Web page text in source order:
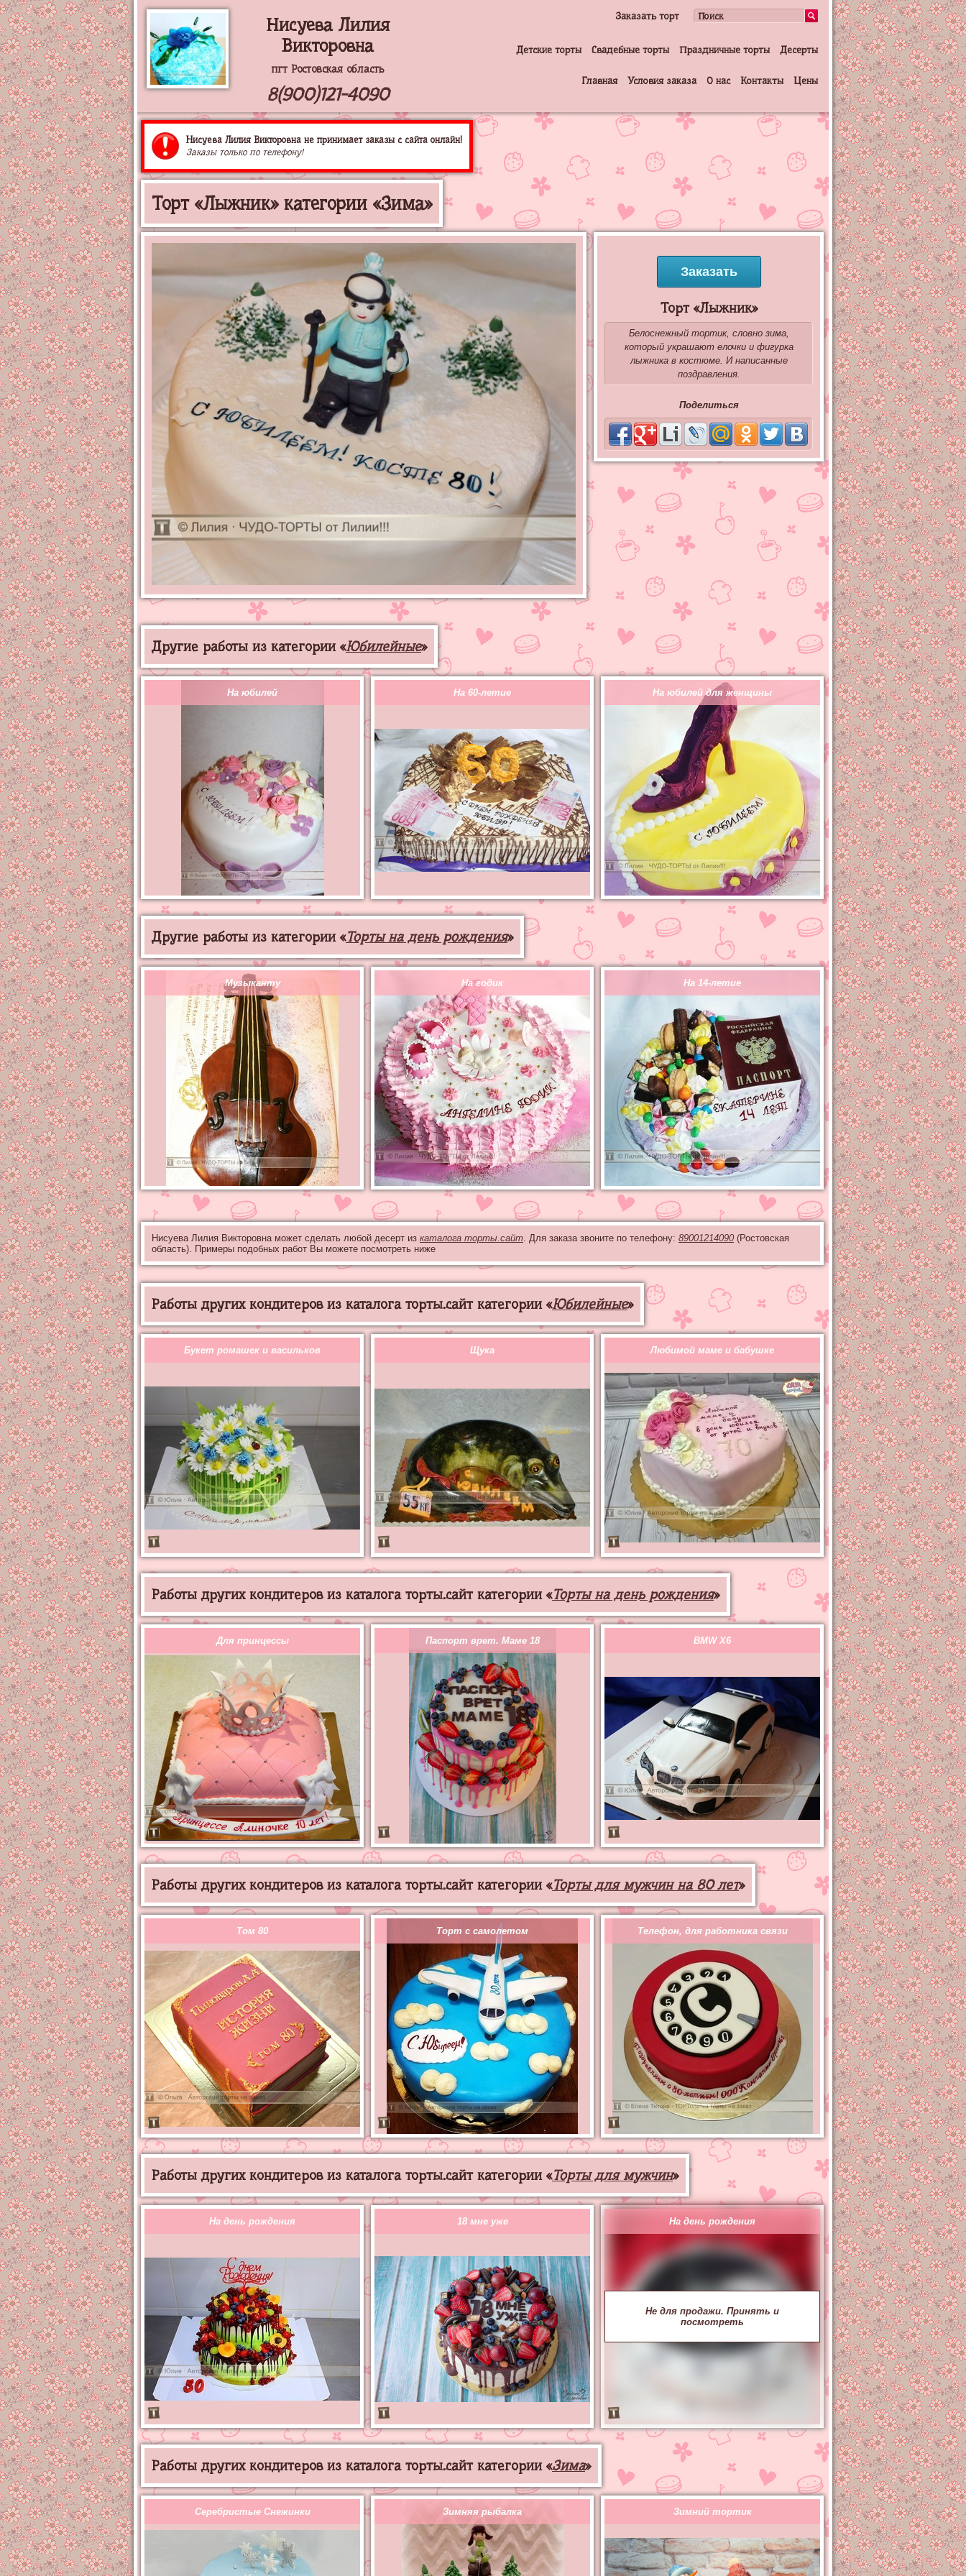
Нисуева Лилия
Викторовна
пгт Ростовская область
8(900)121-4090
Заказать торт
Детские торты Свадебные торты Праздничные торты Десерты
Главная Условия заказа О нас Контакты Цены
Нисуева Лилия Викторовна не принимает заказы с сайта онлайн!
Заказы только по телефону!
Торт «Лыжник» категории «Зима»
Заказать
Торт «Лыжник»
Белоснежный тортик, словно зима,
который украшают елочки и фигурка
лыжника в костюме. И написанные
поздравления.
Поделиться
Другие работы из категории «Юбилейные»
На юбилей На 60-летие На юбилей для женщины
Другие работы из категории «Торты на день рождения»
Музыканту На годик На 14-летие
Нисуева Лилия Викторовна может сделать любой десерт из каталога торты.сайт . Для заказа звоните по телефону: 89001214090 (Ростовская
область). Примеры подобных работ Вы можете посмотреть ниже
Работы других кондитеров из каталога торты.сайт категории «Юбилейные»
Букет ромашек и васильков Щука Любимой маме и бабушке
Работы других кондитеров из каталога торты.сайт категории «Торты на день рождения»
Для принцессы Паспорт врет. Маме 18 BMW X6
Работы других кондитеров из каталога торты.сайт категории «Торты для мужчин на 80 лет»
Том 80 Торт с самолетом Телефон, для работника связи
Работы других кондитеров из каталога торты.сайт категории «Торты для мужчин»
На день рождения 18 мне уже На день рождения
Не для продажи. Принять и
посмотреть
Работы других кондитеров из каталога торты.сайт категории «Зима»
Серебристые Снежинки Зимняя рыбалка Зимний тортик